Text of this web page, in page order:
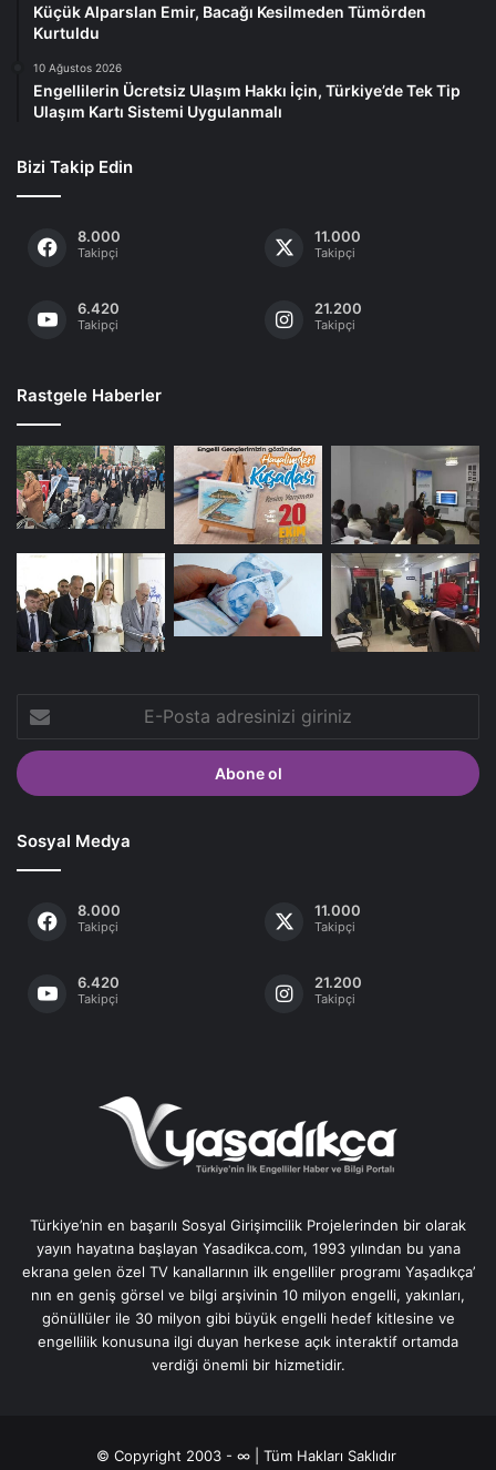
Küçük Alparslan Emir, Bacağı Kesilmeden Tümörden
Kurtuldu
10 Ağustos 2026
Engellilerin Ücretsiz Ulaşım Hakkı İçin, Türkiye’de Tek Tip
Ulaşım Kartı Sistemi Uygulanmalı
Bizi Takip Edin
8.000
Takipçi
11.000
Takipçi
6.420
Takipçi
21.200
Takipçi
Rastgele Haberler
Posta
adresinizi
giriniz
Sosyal Medya
8.000
Takipçi
11.000
Takipçi
6.420
Takipçi
21.200
Takipçi
Türkiye’nin en başarılı Sosyal Girişimcilik Projelerinden bir olarak
yayın hayatına başlayan Yasadikca.com, 1993 yılından bu yana
ekrana gelen özel TV kanallarının ilk engelliler programı Yaşadıkça’
nın en geniş görsel ve bilgi arşivinin 10 milyon engelli, yakınları,
gönüllüler ile 30 milyon gibi büyük engelli hedef kitlesine ve
engellilik konusuna ilgi duyan herkese açık interaktif ortamda
verdiği önemli bir hizmetidir.
© Copyright 2003 - ∞ | Tüm Hakları Saklıdır